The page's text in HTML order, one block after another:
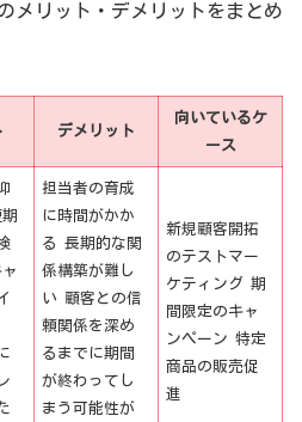
メリット・デメリットをまとめ
デメリット
向いているケ
ース
担当者の育成
に時間がかか
る 長期的な関
係構築が難し
い 顧客との信
頼関係を深め
るまでに期間
が終わってし
まう可能性が
新規顧客開拓
のテストマー
ケティング 期
間限定のキャ
ンペーン 特定
商品の販売促
進